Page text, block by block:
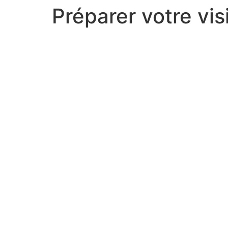
Préparer votre